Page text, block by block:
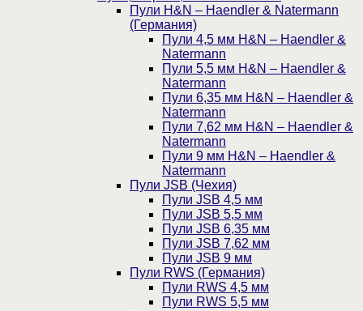
Пули H&N – Haendler & Natermann
(Германия)
Пули 4,5 мм H&N – Haendler &
Natermann
Пули 5,5 мм H&N – Haendler &
Natermann
Пули 6,35 мм H&N – Haendler &
Natermann
Пули 7,62 мм H&N – Haendler &
Natermann
Пули 9 мм H&N – Haendler &
Natermann
Пули JSB (Чехия)
Пули JSB 4,5 мм
Пули JSB 5,5 мм
Пули JSB 6,35 мм
Пули JSB 7,62 мм
Пули JSB 9 мм
Пули RWS (Германия)
Пули RWS 4,5 мм
Пули RWS 5,5 мм